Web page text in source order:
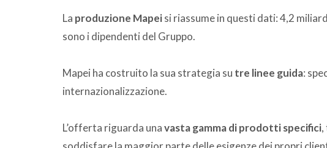
La produzione Mapeisi riassume in questi dati: 4,2
sono i dipendenti del Gruppo.
Mapei ha costruito la sua strategia su tre linee guida:
internazionalizzazione.
L’offerta riguarda unavasta gamma di prodotti specifici,